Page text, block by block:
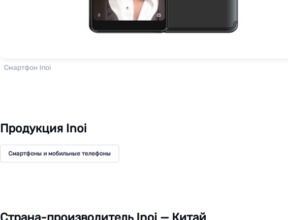
Смартфон Inoi
Продукция Inoi
Смартфоны и мобильные телефоны